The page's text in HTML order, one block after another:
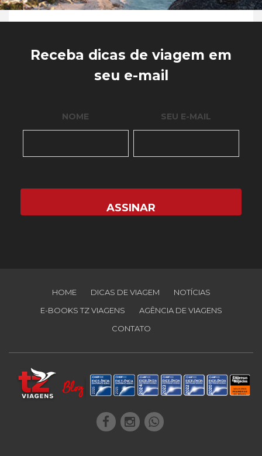
Receba dicas de viagem em
seu e-mail
NOME SEU E-MAIL
HOME DICAS DE VIAGEM
NOTÍCIAS
E-BOOKS TZ VIAGENS
AGÊNCIA DE VIAGENS
CONTATO